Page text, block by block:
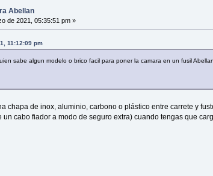
Abellan
de 2021, 05:35:51 pm »
11:12:09 pm
sabe algun modelo o brico facil para poner la camara en un fusil
chapa de inox, aluminio, carbono o plástico entre carrete y
cabo fiador a modo de seguro extra) cuando tengas que